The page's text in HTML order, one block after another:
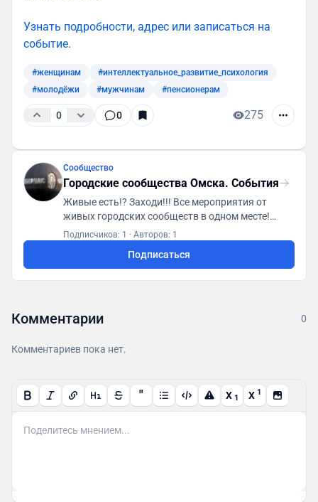
Узнать подробности, адрес или записаться на
событие.
#женщинам
#интеллектуальное_развитие_психология
#молодёжи
#мужчинам #пенсионерам
0 0 275
Сообщество
Городские сообщества Омска. События
Живые есть!? Заходи!!! Все мероприятия от
живых городских сообществ в одном месте!
Первая городская платформа "ГСА. Генератор
https://t.me/gsaomsk_bot
Подписчиков: 1 · Авторов: 1
Подписаться
Комментарии 0
Комментариев пока нет.
" X 1 X 1